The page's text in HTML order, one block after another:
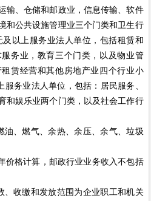
输、仓储和邮政业，信息传输、软件
和公共设施管理业三个门类和卫生行
以上服务业法人单位，包括租赁和
务业，教育三个门类，以及物业管
赁经营和其他房地产业四个行业小
务业法人单位，包括：居民服务、
和娱乐业两个门类，以及社会工作行
油、燃气、余热、余压、余气、垃圾
价格计算，邮政行业业务收入不包括
、收缴和发放范围为企业职工和机关